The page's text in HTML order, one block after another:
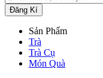
Sản Phẩm
Trà
Trà Cụ
Món Quà